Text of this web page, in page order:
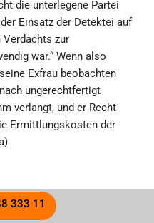
die unterlegene Partei
Einsatz der Detektei auf
Verdachts zur
war.“ Wenn also
Exfrau beobachten
ungerechtfertigt
verlangt, und er Recht
Ermittlungskosten der
–
ist zulässig!
333 11